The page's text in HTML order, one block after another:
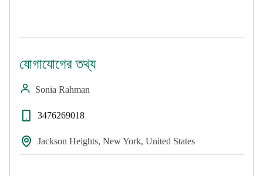
যোগাযোগের তথ্য
Sonia Rahman
3476269018
Jackson Heights, New York, United States